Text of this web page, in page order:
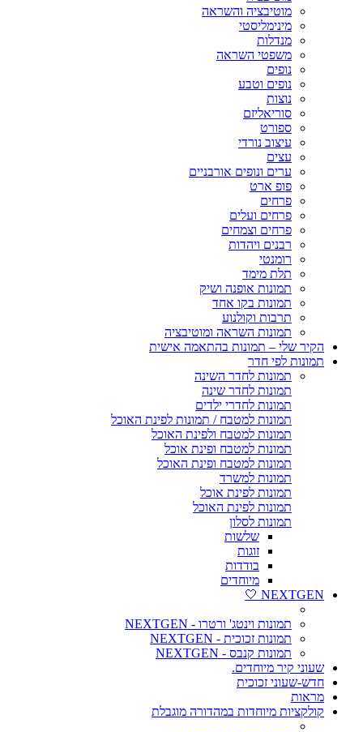
מוטיבציה והשראה
מינימליסטי
מנדלות
משפטי השראה
נופים
נופים וטבע
נוצות
סוריאליזם
ספורט
עיצוב נורדי
עצים
ערים ונופים אורבניים
פופ ארט
פרחים
פרחים ועלים
פרחים וצמחים
רבנים ויהדות
רומנטי
תלת מימד
תמונות אופנה ושיק
תמונות בקו אחד
תרבות וקולנוע
תמונות השראה ומוטיבציה
הקיר שלי – תמונות בהתאמה אישית
תמונות לפי חדר
תמונות לחדר השינה
תמונות לחדר שינה
תמונות לחדרי ילדים
תמונות למטבח / תמונות לפינת האוכל
תמונות למטבח ולפינת האוכל
תמונות למטבח ופינת אוכל
תמונות למטבח ופינת האוכל
תמונות למשרד
תמונות לפינת אוכל
תמונות לפינת האוכל
תמונות לסלון
שלשות
זוגות
בודדות
מיוחדים
NEXTGEN 🤍
תמונות וינטג' ורטרו - NEXTGEN
תמונות זכוכית - NEXTGEN
תמונות קנבס - NEXTGEN
שעוני קיר מיוחדים.
חדש-שעוני זכוכית
מראות
קולקציות מיוחדות במהדורה מוגבלת